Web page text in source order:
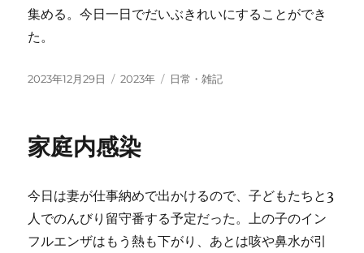
集める。今日一日でだいぶきれいにすることができ
た。
投
2023年12月29日
カ
ー
2023年
タ
日常・雑記
家庭内感染
今日は妻が仕事納めで出かけるので、子どもたちと3
人でのんびり留守番する予定だった。上の子のイン
フルエンザはもう熱も下がり、あとは咳や鼻水が引